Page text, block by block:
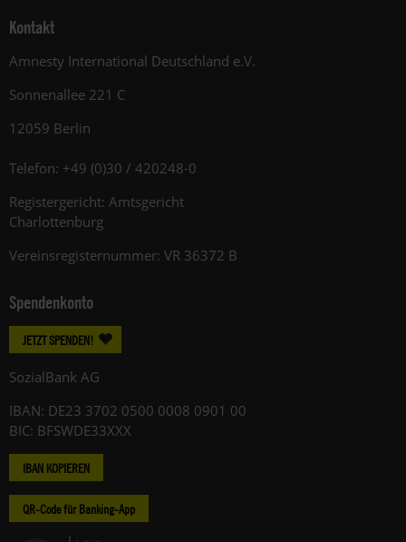
Kontakt
Amnesty International Deutschland e.V.
Sonnenallee 221 C
12059 Berlin
Telefon: +49 (0)30 / 420248-0
Registergericht: Amtsgericht
Charlottenburg
Vereinsregisternummer: VR 36372 B
Spendenkonto
JETZT SPENDEN!
SozialBank AG
IBAN: DE23 3702 0500 0008 0901 00
BIC: BFSWDE33XXX
IBAN KOPIEREN
QR-Code für Banking-App